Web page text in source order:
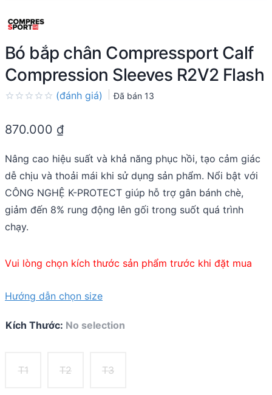
Bó bắp chân Compressport Calf
Compression Sleeves R2V2 Flash
out
(đánh giá) Đã bán 13
870.000 ₫
Nâng cao hiệu suất và khả năng phục hồi, tạo cảm giác
dễ chịu và thoải mái khi sử dụng sản phẩm. Nổi bật với
CÔNG NGHỆ K-PROTECT giúp hỗ trợ gân bánh chè,
giảm đến 8% rung động lên gối trong suốt quá trình
chạy.
Vui lòng chọn kích thước sản phẩm trước khi đặt mua
Hướng dẫn chọn size
Kích Thước: No selection
T1 T2 T3